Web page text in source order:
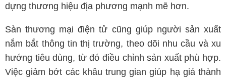
dựng thương hiệu địa phương mạnh mẽ hơn.
Sàn thương mại điện tử cũng giúp người sản xuất
nắm bắt thông tin thị trường, theo dõi nhu cầu và xu
hướng tiêu dùng, từ đó điều chỉnh sản xuất phù hợp.
Việc giảm bớt các khâu trung gian giúp hạ giá thành